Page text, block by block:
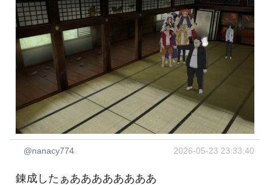
@nanacy774 2026-05-23 23:33:40
錬成したぁああああああああ